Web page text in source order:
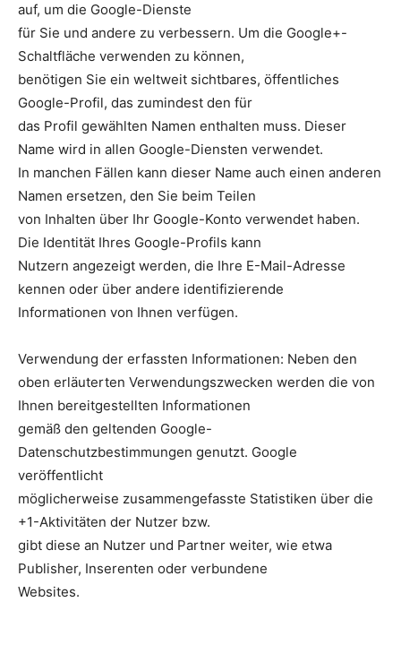
auf, um die Google-Dienste
für Sie und andere zu verbessern. Um die Google+-
Schaltfläche verwenden zu können,
benötigen Sie ein weltweit sichtbares, öffentliches
Google-Profil, das zumindest den für
das Profil gewählten Namen enthalten muss. Dieser
Name wird in allen Google-Diensten verwendet.
In manchen Fällen kann dieser Name auch einen anderen
Namen ersetzen, den Sie beim Teilen
von Inhalten über Ihr Google-Konto verwendet haben.
Die Identität Ihres Google-Profils kann
Nutzern angezeigt werden, die Ihre E-Mail-Adresse
kennen oder über andere identifizierende
Informationen von Ihnen verfügen.
Verwendung der erfassten Informationen: Neben den
oben erläuterten Verwendungszwecken werden die von
Ihnen bereitgestellten Informationen
gemäß den geltenden Google-
Datenschutzbestimmungen genutzt. Google
veröffentlicht
möglicherweise zusammengefasste Statistiken über die
+1-Aktivitäten der Nutzer bzw.
gibt diese an Nutzer und Partner weiter, wie etwa
Publisher, Inserenten oder verbundene
Websites.